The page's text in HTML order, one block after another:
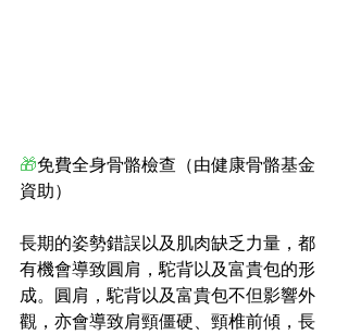
🎁免費全身骨骼檢查（由健康骨骼基金
資助）
長期的姿勢錯誤以及肌肉缺乏力量，都
有機會導致圓肩，駝背以及富貴包的形
成。圓肩，駝背以及富貴包不但影響外
觀，亦會導致肩頸僵硬、頸椎前傾，長